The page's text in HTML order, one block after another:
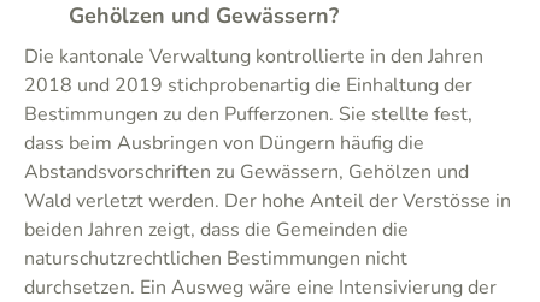
Gehölzen und Gewässern?
Die kantonale Verwaltung kontrollierte in den Jahren
2018 und 2019 stichprobenartig die Einhaltung der
Bestimmungen zu den Pufferzonen. Sie stellte fest,
dass beim Ausbringen von Düngern häufig die
Abstandsvorschriften zu Gewässern, Gehölzen und
Wald verletzt werden. Der hohe Anteil der Verstösse in
beiden Jahren zeigt, dass die Gemeinden die
naturschutzrechtlichen Bestimmungen nicht
durchsetzen. Ein Ausweg wäre eine Intensivierung der